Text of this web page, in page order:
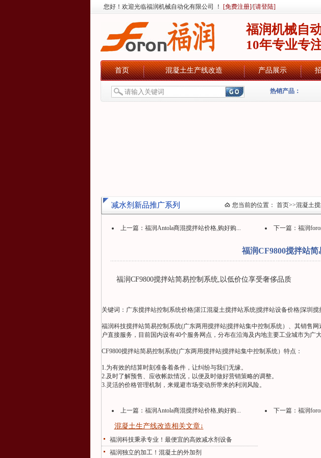
您好！欢迎光临福润机械自动化有限公司 ！ [免费注册]/[请登陆]
福润机械自
10年专业专
首页 混凝土生产线改造 产品展示
热销产品：
减水剂新品推广系列 您当前的位置： 首页>>混凝土
上一篇： 福润Antola商混搅拌站价格,购好购... 下一篇： 福润
福润CF9800搅拌站
福润CF9800搅拌站简易控制系统,以低价位享受奢侈品质
关键词：广东搅拌站控制系统价格|湛江混凝土搅拌站系统|搅拌站设备价格|深圳
福润科技搅拌站简易控制系统(广东两用搅拌站|搅拌站集中控制系统）、其销售
户直接服务，目前国内设有40个服务网点，分布在沿海及内地主要工业城市为广
CF9800搅拌站简易控制系统(广东两用搅拌站|搅拌站集中控制系统）特点：
1.为有效的结算时刻准备着条件，让纠纷与我们无缘。
2.及时了解预售、应收帐款情况，以便及时做好营销策略的调整。
3.灵活的价格管理机制，来规避市场变动所带来的利润风险。
上一篇： 福润Antola商混搅拌站价格,购好购... 下一篇： 福润
混凝土生产线改造相关文章↓
福润科技秉承专业！最便宜的高效减水剂设备
福润独立的加工！混凝土的外加剂